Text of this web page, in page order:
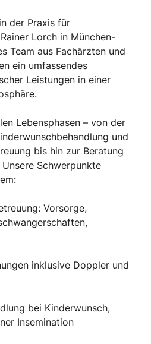
der Praxis für
Lorch in München-
Team aus Fachärzten und
ein umfassendes
Leistungen in einer
Lebensphasen – von der
und
bis hin zur Beratung
Schwerpunkte
Vorsorge,
inklusive Doppler und
bei Kinderwunsch,
Insemination